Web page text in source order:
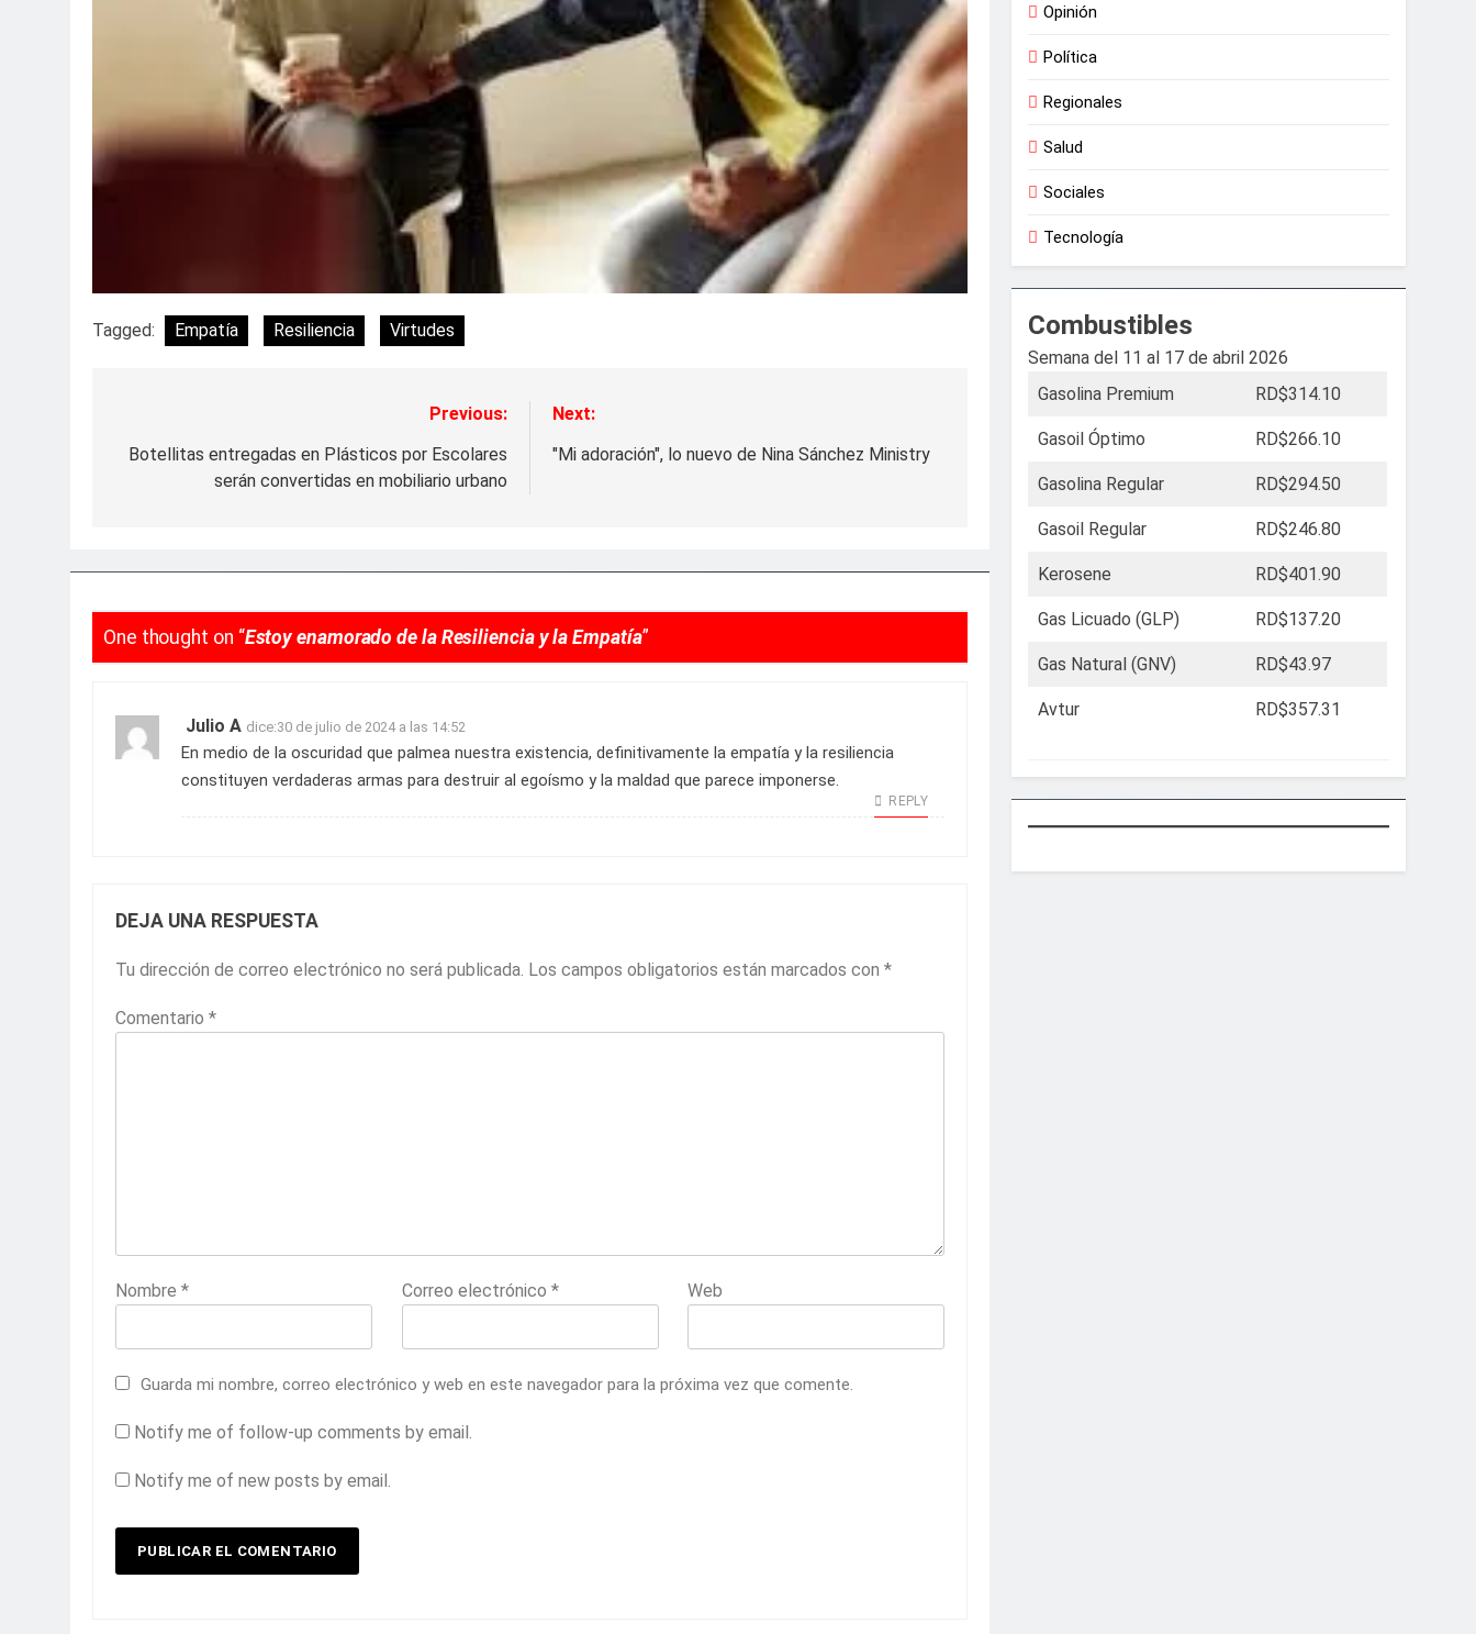
Tagged: Empatía Resiliencia Virtudes
de
Previous:
Botellitas entregadas en Plásticos por Escolares
serán convertidas en mobiliario urbano
Next:
"Mi adoración", lo nuevo de Nina Sánchez Ministry
One thought on “Estoy enamorado de la Resiliencia y la Empatía”
Julio A dice:30 de julio de 2024 a las 14:52
En medio de la oscuridad que palmea nuestra existencia, definitivamente la empatía y la resiliencia
constituyen verdaderas armas para destruir al egoísmo y la maldad que parece imponerse.
REPLY
DEJA UNA RESPUESTA
Tu dirección de correo electrónico no será publicada. Los campos obligatorios están marcados con *
Comentario *
Nombre * Correo electrónico * Web
Guarda mi nombre, correo electrónico y web en este navegador para la próxima vez que comente.
Notify me of follow-up comments by email.
Notify me of new posts by email.
Opinión
Política
Regionales
Salud
Sociales
Tecnología
Combustibles
Semana del 11 al 17 de abril 2026
Gasolina Premium
RD$314.10
Gasoil Óptimo RD$266.10
Gasolina Regular RD$294.50
Gasoil Regular RD$246.80
Kerosene RD$401.90
Gas Licuado (GLP) RD$137.20
Gas Natural (GNV) RD$43.97
Avtur RD$357.31